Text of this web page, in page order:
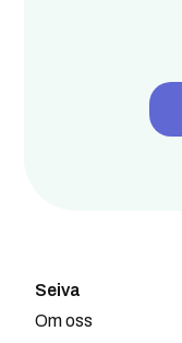
Seiva
Om oss